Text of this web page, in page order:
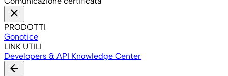
close
PRODOTTI
Gonotice
LINK UTILI
Developers & API Knowledge Center
arrow_back